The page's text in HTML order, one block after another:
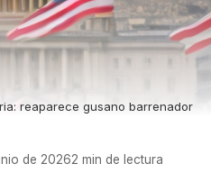
reaparece gusano barrenador
de 20262 min de lectura